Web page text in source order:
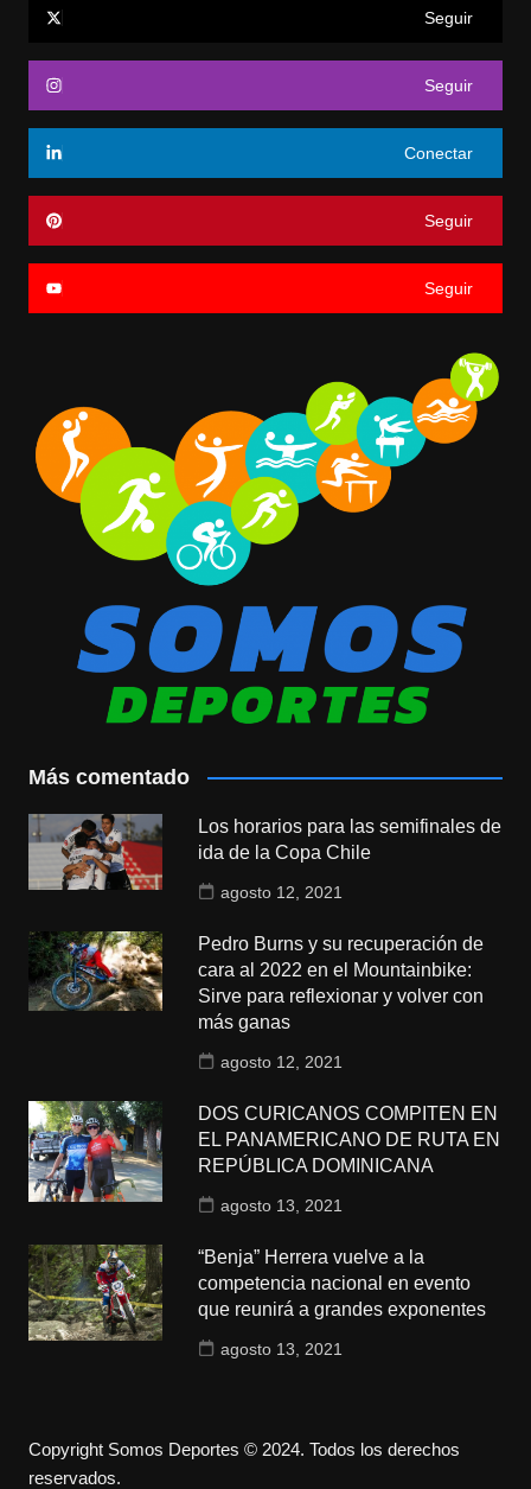
Seguir
Seguir
Conectar
Seguir
Seguir
Más comentado
Los horarios para las semifinales de
ida de la Copa Chile
agosto 12, 2021
Pedro Burns y su recuperación de
cara al 2022 en el Mountainbike:
Sirve para reflexionar y volver con
más ganas
agosto 12, 2021
DOS CURICANOS COMPITEN EN
EL PANAMERICANO DE RUTA EN
REPÚBLICA DOMINICANA
agosto 13, 2021
“Benja” Herrera vuelve a la
competencia nacional en evento
que reunirá a grandes exponentes
agosto 13, 2021
Copyright Somos Deportes © 2024. Todos los derechos
reservados.